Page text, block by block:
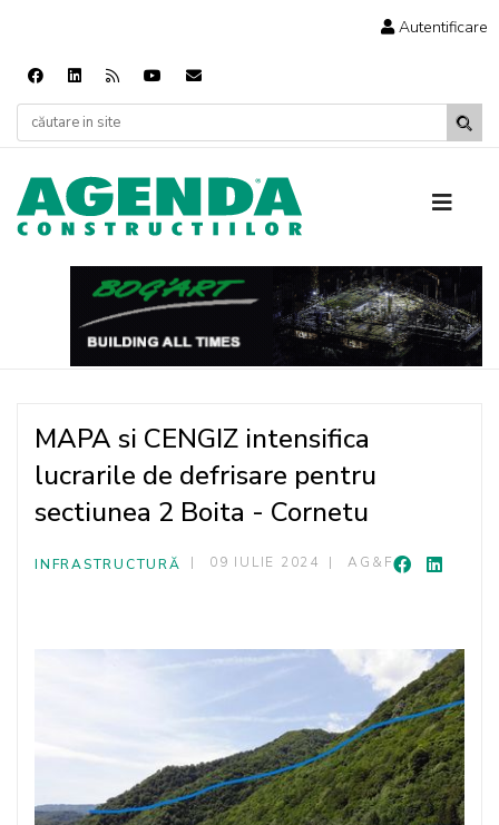
Autentificare
MAPA si CENGIZ intensifica
lucrarile de defrisare pentru
sectiunea 2 Boita - Cornetu
INFRASTRUCTURĂ 09 IULIE 2024 AG&F